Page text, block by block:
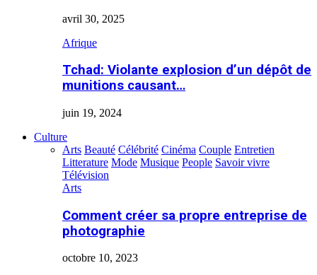
avril 30, 2025
Afrique
Tchad: Violante explosion d’un dépôt de
munitions causant…
juin 19, 2024
Culture
Arts Beauté Célébrité Cinéma Couple Entretien
Litterature Mode Musique People Savoir vivre
Télévision
Arts
Comment créer sa propre entreprise de
photographie
octobre 10, 2023